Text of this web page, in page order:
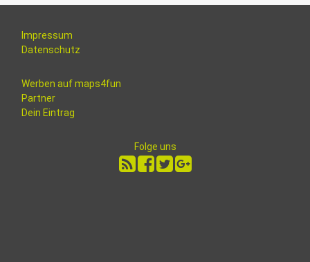
Impressum
Datenschutz
Werben auf maps4fun
Partner
Dein Eintrag
Folge uns